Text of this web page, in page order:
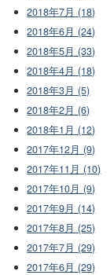
2018年7月 (18)
2018年6月 (24)
2018年5月 (33)
2018年4月 (18)
2018年3月 (5)
2018年2月 (6)
2018年1月 (12)
2017年12月 (9)
2017年11月 (10)
2017年10月 (9)
2017年9月 (14)
2017年8月 (25)
2017年7月 (29)
2017年6月 (29)